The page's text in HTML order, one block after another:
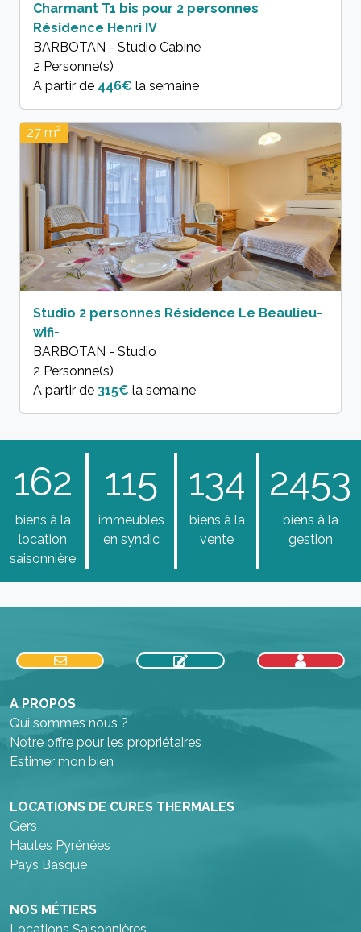
Charmant T1 bis pour 2 personnes 
Résidence Henri IV
BARBOTAN - Studio Cabine
2 Personne(s)
A partir de 446€ la semaine
27 m²
Studio 2 personnes Résidence Le Beaulieu-
wifi-
BARBOTAN - Studio
2 Personne(s)
A partir de 315€ la semaine
162
biens à la
location
saisonnière
115
immeubles
en syndic
134
biens à la
vente
2453
biens à la
gestion
A PROPOS
Qui sommes nous ?
Notre offre pour les propriétaires
Estimer mon bien
LOCATIONS DE CURES THERMALES
Gers
Hautes Pyrénées
Pays Basque
NOS MÉTIERS